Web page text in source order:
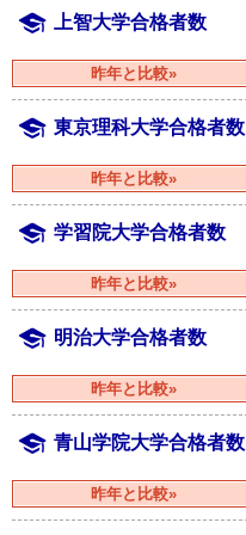
上智大学合格者数
昨年と比較»
東京理科大学合格者数
昨年と比較»
学習院大学合格者数
昨年と比較»
明治大学合格者数
昨年と比較»
青山学院大学合格者数
昨年と比較»